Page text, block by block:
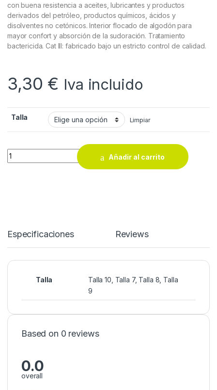
con buena resistencia a aceites, lubricantes y productos
derivados del petróleo, productos químicos, ácidos y
disolventes no cetónicos. Interior flocado de algodón para
mayor confort y absorción de la sudoración. Tratamiento
bactericida. Cat III: fabricado bajo un estricto control de calidad.
3,30 € Iva incluido
Talla Limpiar
Guantes de nitrilo verde flocado TB 9009F quantity
Añadir al carrito
Especificaciones Reviews
Talla
Talla 10, Talla 7, Talla 8, Talla
9
Based on 0 reviews
0.0
overall